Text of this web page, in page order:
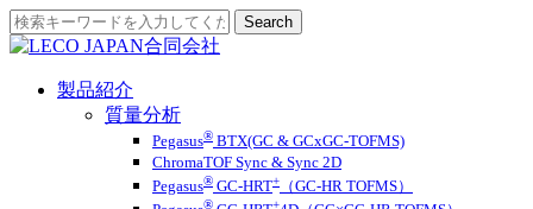
製品紹介
質量分析
Pegasus® BTX(GC & GCxGC-TOFMS)
ChromaTOF Sync & Sync 2D
Pegasus® GC-HRT+
（GC-HR TOFMS）
® +